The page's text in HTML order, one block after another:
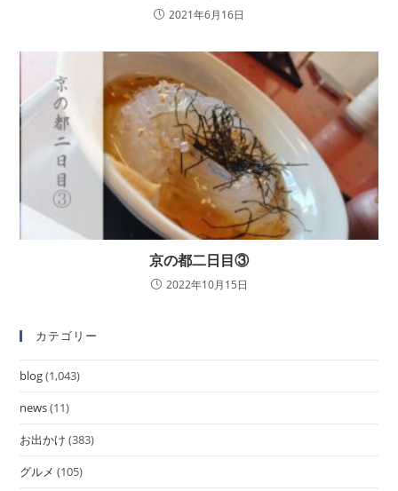
2021年6月16日
京の都二日目③
2022年10月15日
カテゴリー
blog(1,043)
news(11)
お出かけ (383)
グルメ (105)